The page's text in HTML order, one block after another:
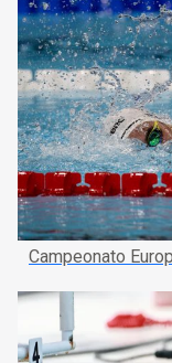
Campeonato